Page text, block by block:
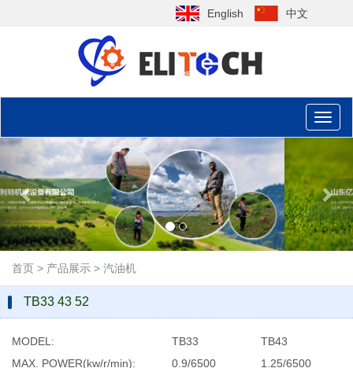
中文
English
Previous
首页 > 产品展示 > 汽油机
TB33 43 52
MODEL: TB33
TB43
MAX. POWER(kw/r/min):
0.9/6500
1.25/6500